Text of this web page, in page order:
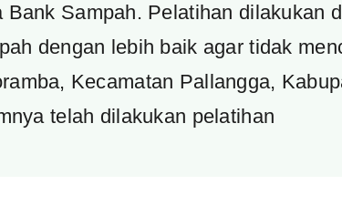
Sampah. Pelatihan dilakukan
dengan lebih baik agar tidak
Kecamatan Pallangga,
telah dilakukan pelatihan